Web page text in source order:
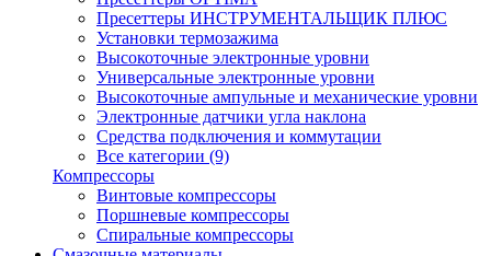
Пресеттеры ИНСТРУМЕНТАЛЬЩИК ПЛЮС
Установки термозажима
Высокоточные электронные уровни
Универсальные электронные уровни
Высокоточные ампульные и механические уровни
Электронные датчики угла наклона
Средства подключения и коммутации
Все категории (9)
Компрессоры
Винтовые компрессоры
Поршневые компрессоры
Спиральные компрессоры